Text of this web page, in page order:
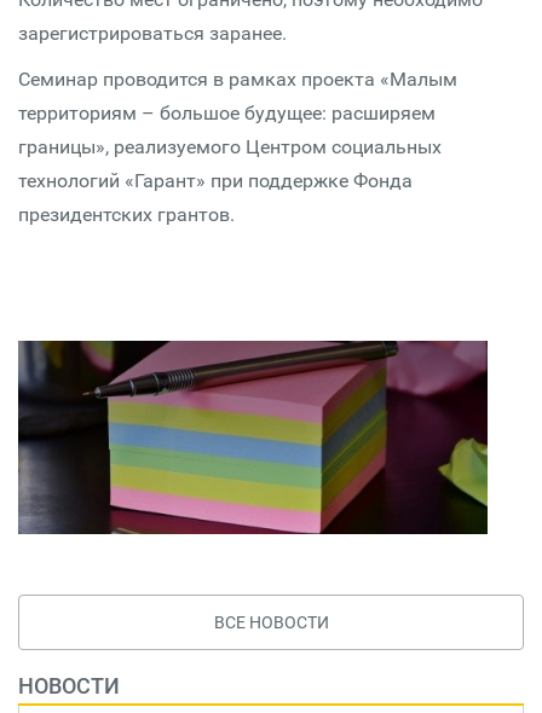
зарегистрироваться заранее.
Семинар проводится в рамках проекта «Малым
территориям – большое будущее: расширяем
границы», реализуемого Центром социальных
технологий «Гарант» при поддержке Фонда
президентских грантов.
ВСЕ НОВОСТИ
НОВОСТИ